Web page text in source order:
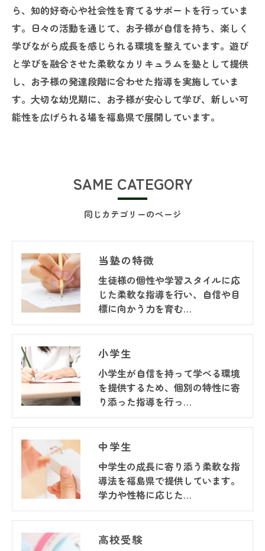
ら、知的好奇心や社会性を育てるサポートを行っていま
す。日々の活動を通じて、お子様が自信を持ち、楽しく
学びながら成長を感じられる環境を整えています。遊び
と学びを融合させた柔軟なカリキュラムを塾として提供
し、お子様の発達段階に合わせた指導を実施していま
す。大切な幼児期に、お子様が安心して学び、新しい可
能性を広げられる場を福島県で展開しています。
同じカテゴリーのページ
SAME CATEGORY
当塾の特徴
生徒様の個性や学習スタイルに応
じた柔軟な指導を行い、自信や目
標に向かう力を育む…
小学生
小学生が自信を持って学べる環境
を提供するため、個別の特性に寄
り添った指導を行っ…
中学生
中学生の成長に寄り添う柔軟な指
導法を福島県で提供しています。
学力や性格に応じた…
高校受験